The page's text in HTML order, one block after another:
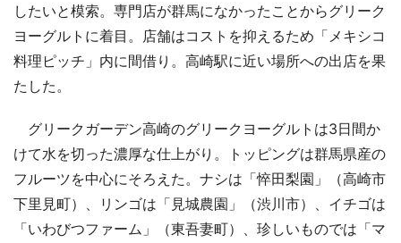
したいと模索。専門店が群馬になかったことからグリーク
ヨーグルトに着目。店舗はコストを抑えるため「メキシコ
料理ピッチ」内に間借り。高崎駅に近い場所への出店を果
たした。
グリークガーデン高崎のグリークヨーグルトは3日間か
けて水を切った濃厚な仕上がり。トッピングは群馬県産の
フルーツを中心にそろえた。ナシは「悴田梨園」（高崎市
下里見町）、リンゴは「見城農園」（渋川市）、イチゴは
「いわびつファーム」（東吾妻町）、珍しいものでは「マ